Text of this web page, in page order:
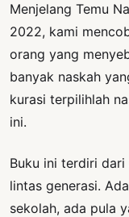
Menjelang Temu
2022, kami
orang yang
banyak naskah
kurasi terpilihlah
ini.
Buku ini terdiri dari
lintas generasi.
sekolah, ada pula